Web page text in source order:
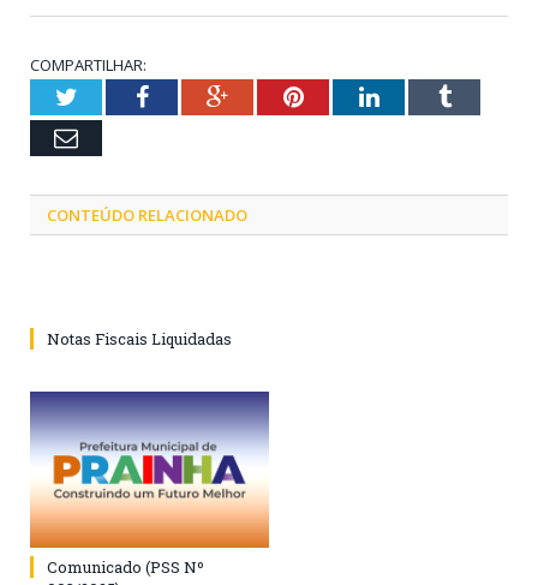
COMPARTILHAR:
TwitterFacebookGoogle+PinterestLinkedInTumblr
Email
CONTEÚDO RELACIONADO
Notas Fiscais Liquidadas
Comunicado (PSS Nº